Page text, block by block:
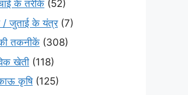
के तरीके (52)
/ जुताई के यंत्र(7)
तकनीकें (308)
खेती (118)
कृषि(125)